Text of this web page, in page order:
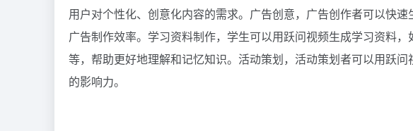
用户对个性化、创意化内容的需求。广告创意，广告创作者可以快
广告制作效率。学习资料制作，学生可以用跃问视频生成学习资料
等，帮助更好地理解和记忆知识。活动策划，活动策划者可以用跃
的影响力。